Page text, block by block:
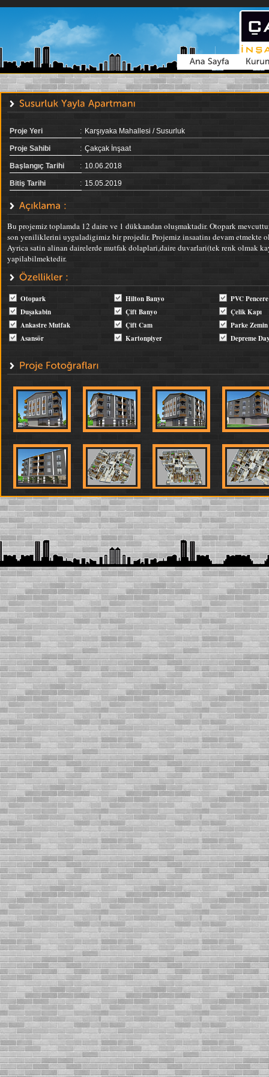
Proje Yeri : Karşıyaka Mahallesi / Susurluk
Proje Sahibi : Çakçak İnşaat
Başlangıç Tarihi : 10.06.2018
Bitiş Tarihi : 15.05.2019
Bu projemiz toplamda 12 daire ve 1 dükkandan oluşmaktadir. Otopark
son yeniliklerini uyguladigimiz bir projedir. Projemiz insaatinı devam etmekte
Ayrica satin alinan dairelerde mutfak dolaplari,daire duvarlari(tek renk olmak
yapilabilmektedir.
Otopark Hilton Banyo
PVC Pencere
Duşakabin
Çift Banyo
Çelik Kapı
Ankastre Mutfak
Çift Cam
Parke Zemin
Asansör
Kartonpiyer Depreme